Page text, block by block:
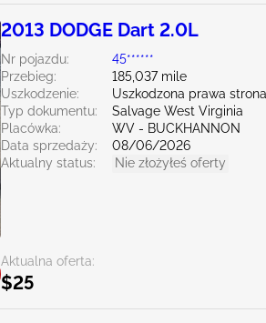
2013 DODGE Dart 2.0L
Nr pojazdu:
45******
Przebieg:
185,037 mile
Uszkodzenie:
Uszkodzona prawa strona
Typ dokumentu:
Salvage West Virginia
Placówka:
WV - BUCKHANNON
Data sprzedaży:
08/06/2026
Aktualny status:
Nie złożyłeś oferty
Aktualna oferta:
$25